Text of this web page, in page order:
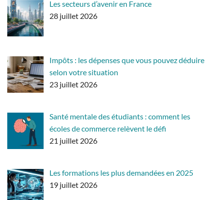
Les secteurs d’avenir en France
28 juillet 2026
Impôts : les dépenses que vous pouvez déduire
selon votre situation
23 juillet 2026
Santé mentale des étudiants : comment les
écoles de commerce relèvent le défi
21 juillet 2026
Les formations les plus demandées en 2025
19 juillet 2026